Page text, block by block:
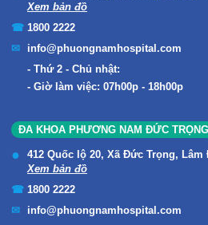
Xem bản đồ
1800 2222
info@phuongnamhospital.com
Thứ 2 - Chủ nhật:
Giờ làm việc: 07h00p - 18h00p
ĐA KHOA PHƯƠNG NAM ĐỨC TRỌNG
412 Quốc lộ 20, Xã Đức Trọng, Lâm
Xem bản đồ
1800 2222
info@phuongnamhospital.com